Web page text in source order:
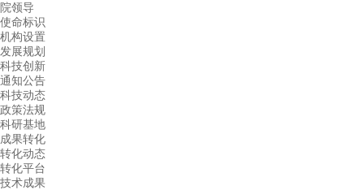
院领导
使命标识
机构设置
发展规划
科技创新
通知公告
科技动态
政策法规
科研基地
成果转化
转化动态
转化平台
技术成果